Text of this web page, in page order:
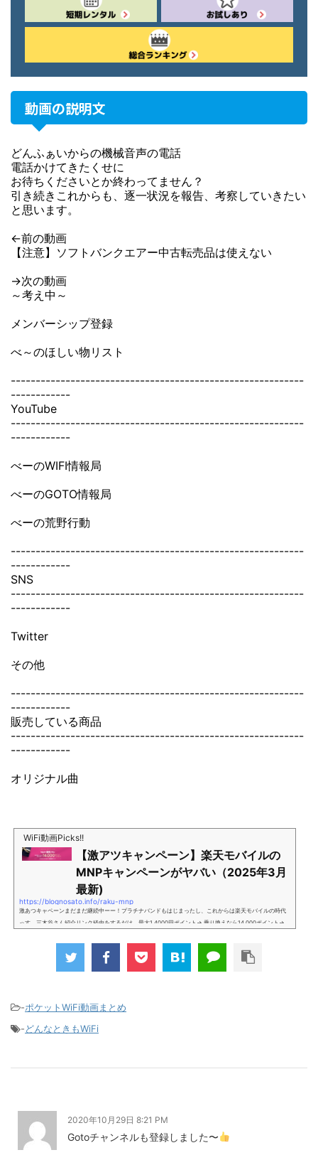
動画の説明文
どんふぁいからの機械音声の電話
電話かけてきたくせに
お待ちくださいとか終わってません？
引き続きこれからも、逐一状況を報告、考察していきたい
と思います。
←前の動画
【注意】ソフトバンクエアー中古転売品は使えない
→次の動画
～考え中～
メンバーシップ登録
べ～のほしい物リスト
-----------------------------------------------------------
------------
YouTube
-----------------------------------------------------------
------------
べーのWIFI情報局
べーのGOTO情報局
べーの荒野行動
-----------------------------------------------------------
------------
SNS
-----------------------------------------------------------
------------
Twitter
その他
-----------------------------------------------------------
------------
販売している商品
-----------------------------------------------------------
------------
オリジナル曲
WiFi動画Picks!!
【激アツキャンペーン】楽天モバイルの
MNPキャンペーンがヤバい（2025年3月
最新)
https://blognosato.info/raku-mnp
激あつキャペーンまだまだ継続中ーー！プラチナバンドもはじまったし、これからは楽天モバイルの時代
っす。三木谷さん紹介リンク経由をするだけ。最大1,4000円ポイント→ 乗り換えなら14,000ポイント→
け」とも思えるポイントばら撒きキャンペーンを発動してきました。■キャンペーン概要三木谷社長の特
別招待ページから楽天モバイ...
-ポケットWiFi動画まとめ
-どんなときもWiFi
2020年10月29日 8:21 PM
Gotoチャンネルも登録しました〜